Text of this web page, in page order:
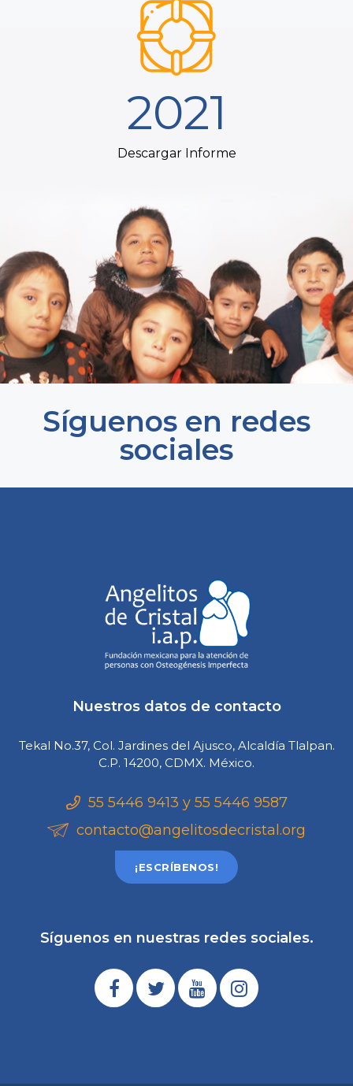
2021
Descargar Informe
Síguenos en redes
sociales
Nuestros datos de contacto
Tekal No.37, Col. Jardines del Ajusco, Alcaldía Tlalpan.
C.P. 14200, CDMX. México.
55 5446 9413 y 55 5446 9587
contacto@angelitosdecristal.org
¡ESCRÍBENOS!
Síguenos en nuestras redes sociales.